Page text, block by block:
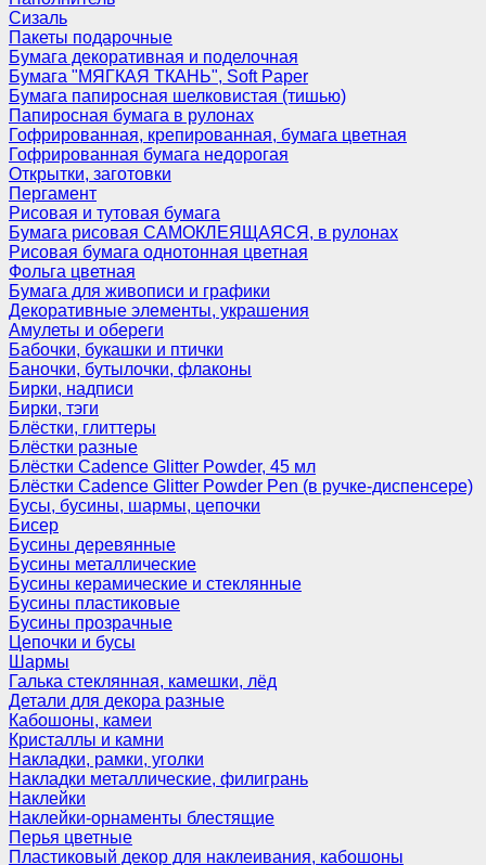
Сизаль
Пакеты подарочные
Бумага декоративная и поделочная
Бумага "МЯГКАЯ ТКАНЬ", Soft Paper
Бумага папиросная шелковистая (тишью)
Папиросная бумага в рулонах
Гофрированная, крепированная, бумага цветная
Гофрированная бумага недорогая
Открытки, заготовки
Пергамент
Рисовая и тутовая бумага
Бумага рисовая САМОКЛЕЯЩАЯСЯ, в рулонах
Рисовая бумага однотонная цветная
Фольга цветная
Бумага для живописи и графики
Декоративные элементы, украшения
Амулеты и обереги
Бабочки, букашки и птички
Баночки, бутылочки, флаконы
Бирки, надписи
Бирки, тэги
Блёстки, глиттеры
Блёстки разные
Блёстки Cadence Glitter Powder, 45 мл
Блёстки Cadence Glitter Powder Pen (в ручке-диспенсере)
Бусы, бусины, шармы, цепочки
Бисер
Бусины деревянные
Бусины металлические
Бусины керамические и стеклянные
Бусины пластиковые
Бусины прозрачные
Цепочки и бусы
Шармы
Галька стеклянная, камешки, лёд
Детали для декора разные
Кабошоны, камеи
Кристаллы и камни
Накладки, рамки, уголки
Накладки металлические, филигрань
Наклейки
Наклейки-орнаменты блестящие
Перья цветные
Пластиковый декор для наклеивания, кабошоны